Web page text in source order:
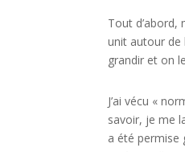
Tout
unit autour de
grandir et on
J’ai vécu «
savoir, je me
a été permise